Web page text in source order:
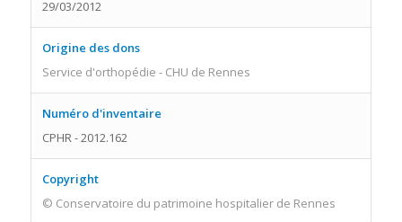
29/03/2012
Origine des dons
Service d'orthopédie - CHU de Rennes
Numéro d'inventaire
CPHR - 2012.162
Copyright
© Conservatoire du patrimoine hospitalier de Rennes